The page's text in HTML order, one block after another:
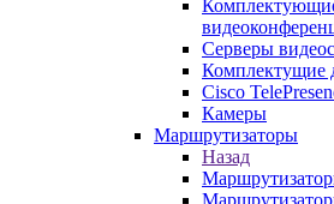
Серверы
Комплектущие
Cisco
Камеры
Маршрутизаторы
Назад